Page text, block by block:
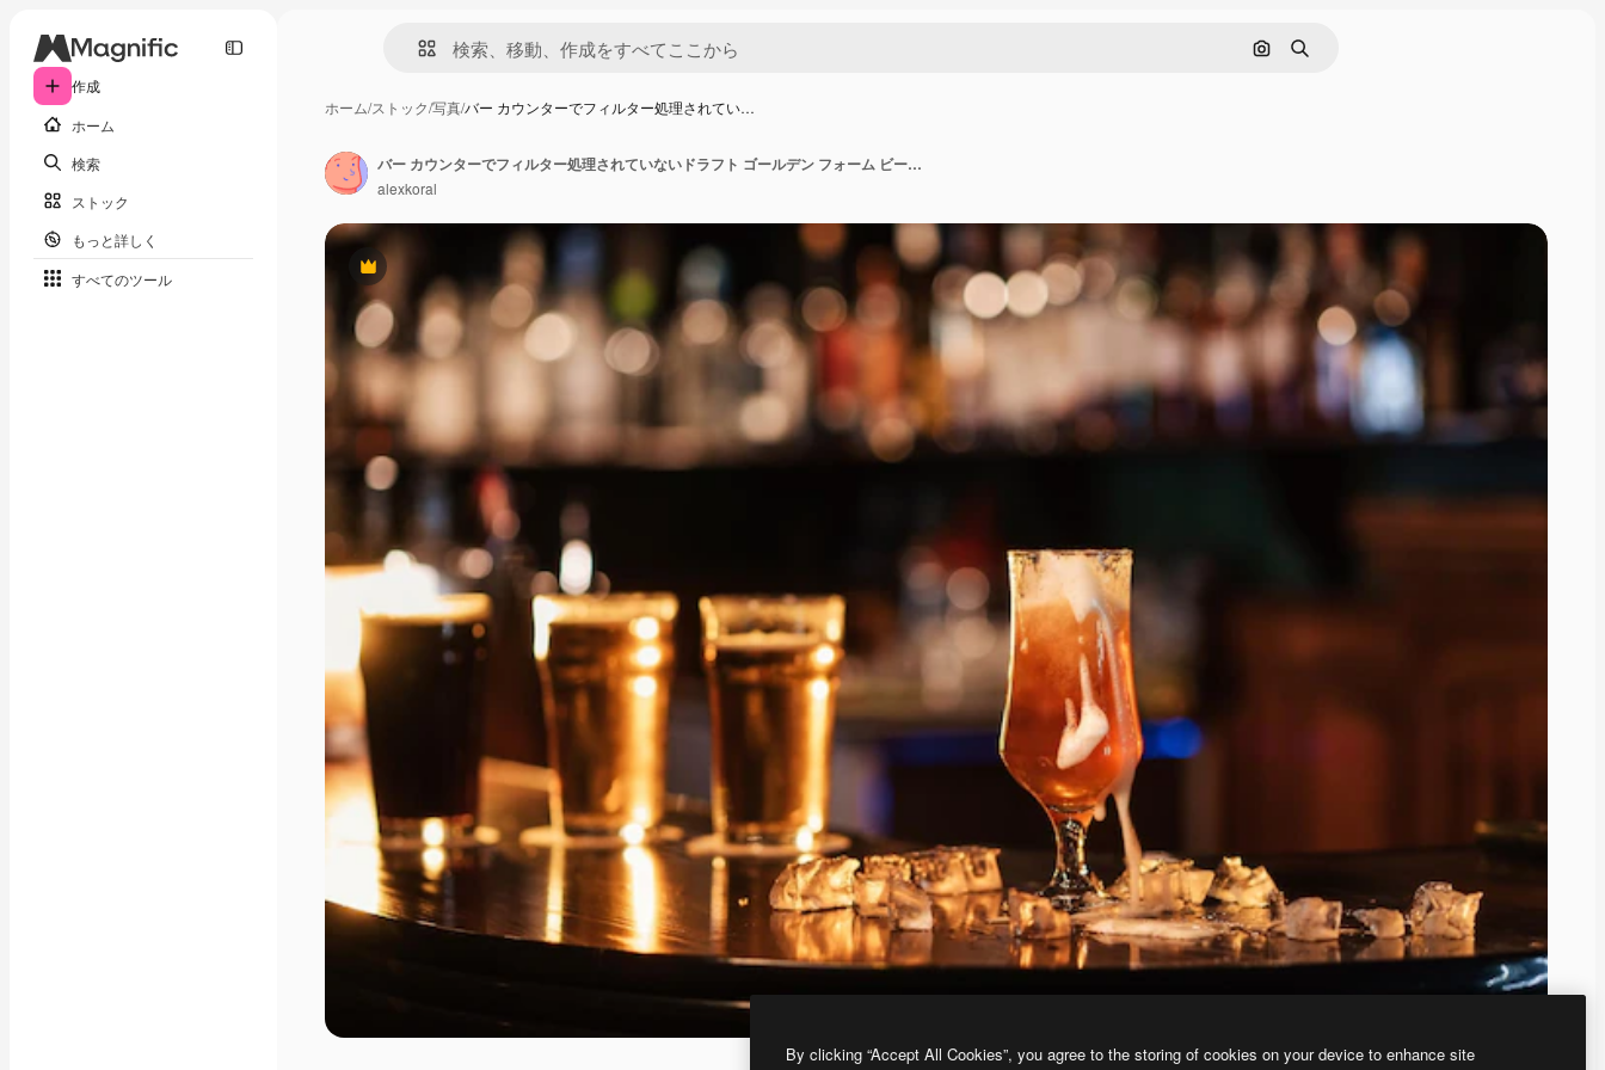
作成
ホーム
検索
ストック
もっと詳しく
すべてのツール
画像で検索
検索
ホーム/ストック/写真/バー カウンターでフィルター処理されてい…
Premium
バー カウンターでフィルター処理されていないドラフト ゴールデン フォーム ビールのグラス
alexkoral
By clicking “Accept All Cookies”, you agree to the storing of cookies on your device to enhance site